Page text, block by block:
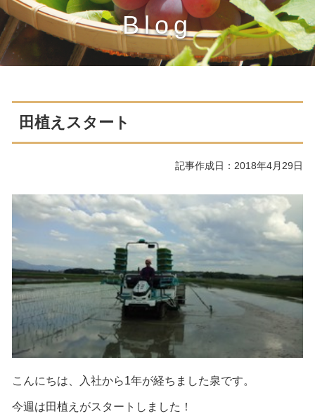
Blog
田植えスタート
記事作成日：2018年4月29日
こんにちは、入社から1年が経ちました泉です。
今週は田植えがスタートしました！